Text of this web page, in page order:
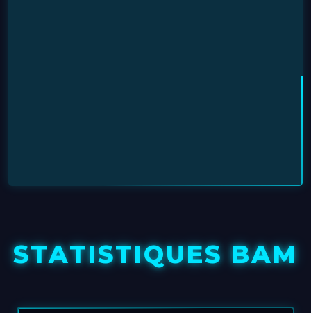
STATISTIQUES BAM